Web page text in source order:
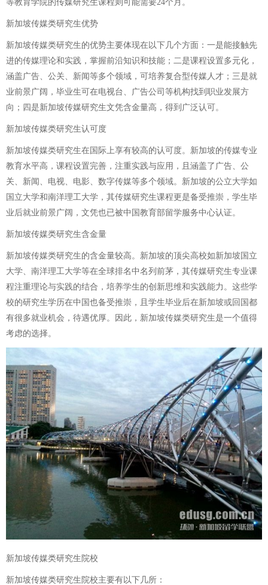
等教育学院的传媒研究生课程则可能需要24个月。
新加坡传媒类研究生优势
新加坡传媒类研究生的优势主要体现在以下几个方面：一是能接触先
进的传媒理论和实践，掌握前沿知识和技能；二是课程设置多元化，
涵盖广告、公关、新闻等多个领域，可培养复合型传媒人才；三是就
业前景广阔，毕业生可在电视台、广告公司等机构找到职业发展方
向；四是新加坡传媒研究生文凭含金量高，得到广泛认可。
新加坡传媒类研究生认可度
新加坡传媒类研究生在国际上享有较高的认可度。新加坡的传媒专业
教育水平高，课程设置完善，注重实践与应用，且涵盖了广告、公
关、新闻、电视、电影、数字传媒等多个领域。新加坡的公立大学如
国立大学和南洋理工大学，其传媒研究生课程更是备受推崇，学生毕
业后就业前景广阔，文凭也已被中国教育部留学服务中心认证。
新加坡传媒类研究生含金量
新加坡传媒类研究生的含金量较高。新加坡的顶尖高校如新加坡国立
大学、南洋理工大学等在全球排名中名列前茅，其传媒研究生专业课
程注重理论与实践的结合，培养学生的创新思维和实践能力。这些学
校的研究生学历在中国也备受推崇，且学生毕业后在新加坡或回国都
有很多就业机会，待遇优厚。因此，新加坡传媒类研究生是一个值得
考虑的选择。
新加坡传媒类研究生院校
新加坡传媒类研究生院校主要有以下几所：